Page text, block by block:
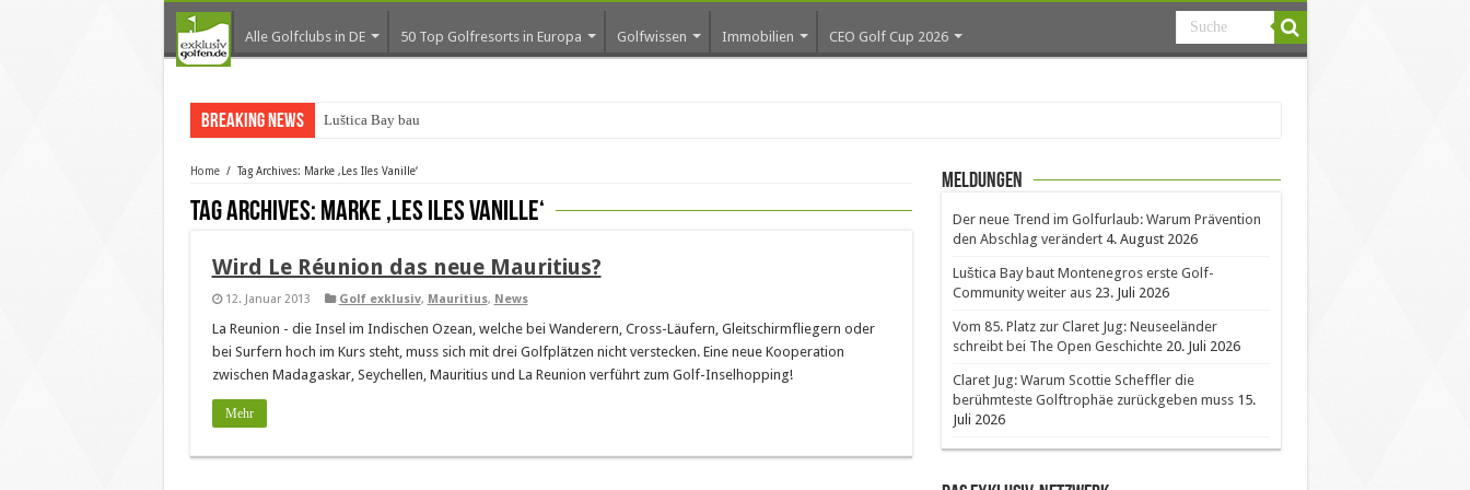
Alle Golfclubs in DE 50 Top Golfresorts in Europa Golfwissen Immobilien CEO Golf Cup 2026
Breaking News Luštica Bay baut Monten
Home / Tag Archives: Marke ‚Les Iles Vanille‘
Tag Archives: Marke ‚Les Iles Vanille‘
Wird Le Réunion das neue Mauritius?
12. Januar 2013 Golf exklusiv, Mauritius, News
La Reunion - die Insel im Indischen Ozean, welche bei Wanderern, Cross-Läufern, Gleitschirmfliegern oder
bei Surfern hoch im Kurs steht, muss sich mit drei Golfplätzen nicht verstecken. Eine neue Kooperation
zwischen Madagaskar, Seychellen, Mauritius und La Reunion verführt zum Golf-Inselhopping!
Mehr
Meldungen
Der neue Trend im Golfurlaub: Warum Prävention
den Abschlag verändert 4. August 2026
Luštica Bay baut Montenegros erste Golf-
Community weiter aus 23. Juli 2026
Vom 85. Platz zur Claret Jug: Neuseeländer
schreibt bei The Open Geschichte 20. Juli 2026
Claret Jug: Warum Scottie Scheffler die
berühmteste Golftrophäe zurückgeben muss 15.
Juli 2026